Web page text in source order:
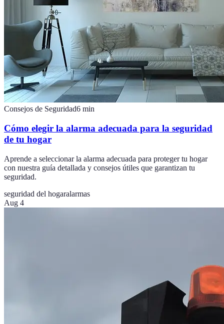
Consejos de Seguridad6 min
Cómo elegir la alarma adecuada para la seguridad
de tu hogar
Aprende a seleccionar la alarma adecuada para proteger tu hogar
con nuestra guía detallada y consejos útiles que garantizan tu
seguridad.
seguridad del hogaralarmas
Aug 4